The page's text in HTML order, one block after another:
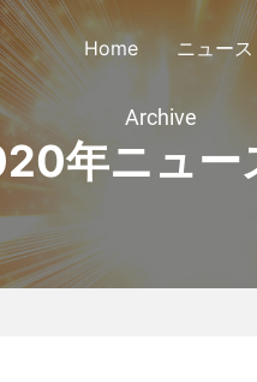
Home ニュース
公告
Archive
年ニュー